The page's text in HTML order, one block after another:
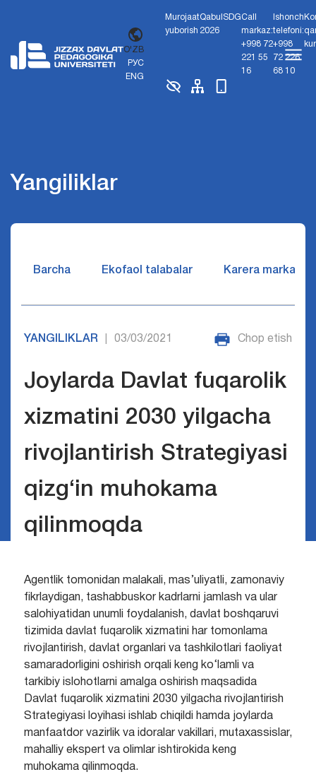
O'ZB
РУС
ENG
Murojaat
yuborish
Qabul
2026
SDGCall
markaz:
+998 72
221 55
16
Ishonch
telefoni:
+998
72 226
68 10
Yangiliklar
Barcha Ekofaol talabalar Karera markazi
YANGILIKLAR 03/03/2021 Chop etish
Joylarda Davlat fuqarolik
xizmatini 2030 yilgacha
rivojlantirish Strategiyasi
qizg‘in muhokama
qilinmoqda
Agentlik tomonidan malakali, mas’uliyatli, zamonaviy
fikrlaydigan, tashabbuskor kadrlarni jamlash va ular
salohiyatidan unumli foydalanish, davlat boshqaruvi
tizimida davlat fuqarolik xizmatini har tomonlama
rivojlantirish, davlat organlari va tashkilotlari faoliyat
samaradorligini oshirish orqali keng ko‘lamli va
tarkibiy islohotlarni amalga oshirish maqsadida
Davlat fuqarolik xizmatini 2030 yilgacha rivojlantirish
Strategiyasi loyihasi ishlab chiqildi hamda joylarda
manfaatdor vazirlik va idoralar vakillari, mutaxassislar,
mahalliy ekspert va olimlar ishtirokida keng
muhokama qilinmoqda.